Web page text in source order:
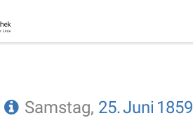
Samstag, 25.Juni 1859